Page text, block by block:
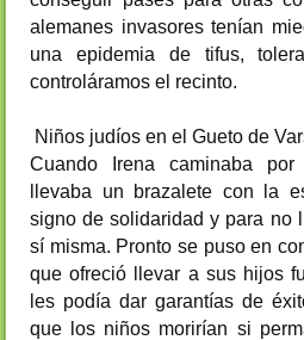
alemanes invasores tenían
una epidemia de tifus,
controláramos el recinto.
Niños judíos en el Gueto de
Cuando Irena caminaba
llevaba un brazalete con la
signo de solidaridad y para no
sí misma. Pronto se puso en
que ofreció llevar a sus hijos
les podía dar garantías de
que los niños morirían si